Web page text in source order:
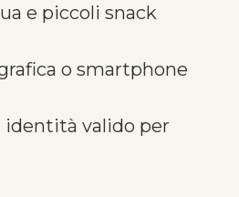
e piccoli snack
o smartphone
valido per